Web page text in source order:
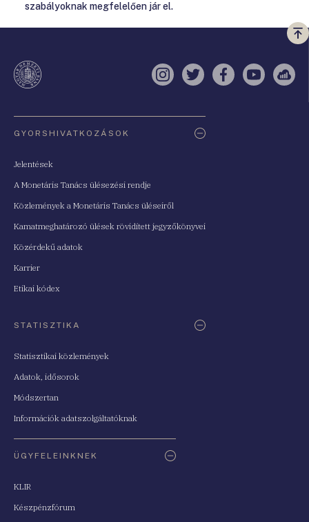
szabályoknak megfelelően jár el.
a
Instagram
TwitterFacebook
YouTube
GYORSHIVATKOZÁSOK
Jelentések
A Monetáris Tanács ülésezési rendje
Közlemények a Monetáris Tanács üléseiről
Kamatmeghatározó ülések rövidített jegyzőkönyvei
Közérdekű adatok
Karrier
Etikai kódex
STATISZTIKA
Statisztikai közlemények
Adatok, idősorok
Módszertan
Információk adatszolgáltatóknak
ÜGYFELEINKNEK
KLIR
Készpénzfórum